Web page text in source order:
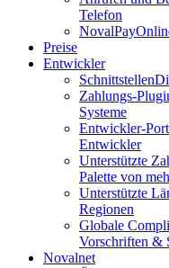
Telefon
NovalPay
Preise
Entwickler
Schnittstellen
Zahlungs-
Systeme
Entwickler-
Entwickler
Unterstützte
Palette von
Unterstützte
Regionen
Globale
Vorschriften &
Novalnet